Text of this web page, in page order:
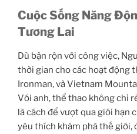
Cuộc Sống Năng
Tương Lai
Dù bận rộn với công việc,
thời gian cho các hoạt động
Ironman, và Vietnam
Với anh, thể thao không chỉ
là cách để vượt qua giới hạn
yêu thích khám phá thế giới,